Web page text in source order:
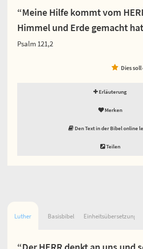
“Meine Hilfe kommt vom
Himmel und Erde gemacht
Psalm 121,2
Dies
Erläuterung
Merken
Den Text in der Bibel online
Teilen
Luther Basisbibel Einheitsübersetzung